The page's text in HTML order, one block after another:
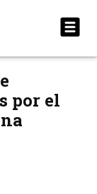
por el